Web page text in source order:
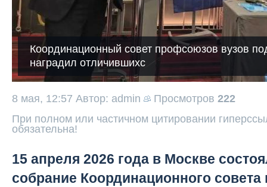
Координационный совет профсоюзов вузов
наградил отличившихс
8 мая, 12:57 Автор: admin Просмотров 222
При полном или частичном цитировании
обязательна!
15 апреля 2026 года в Москве
собрание Координационного совета